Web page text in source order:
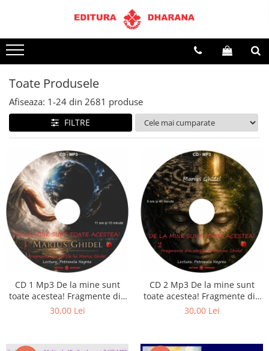
Terapii
Dietoterapie
Toate Produsele
Afiseaza: 1-24 din 2681 produse
FILTRE
CD 1 Mp3 De la mine sunt
toate acestea! Fragmente din
cărțile lui Marius Ghidel
30,00 Lei
CD 2 Mp3 De la mine sunt
toate acestea! Fragmente din
cărțile lui Marius Ghidel
30,00 Lei